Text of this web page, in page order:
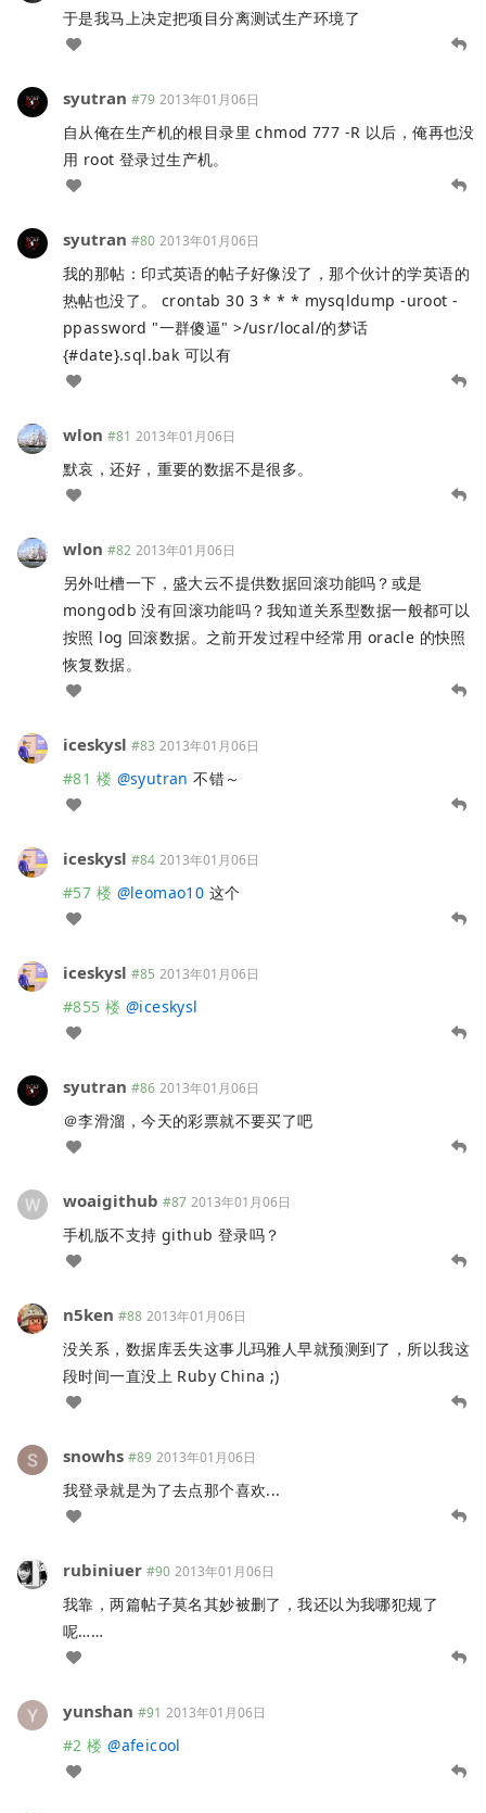
于是我马上决定把项目分离测试生产环境了
syutran #79 2013年01月06日
自从俺在生产机的根目录里 chmod 777 -R 以后，俺再也没
用 root 登录过生产机。
syutran #80 2013年01月06日
我的那帖：印式英语的帖子好像没了，那个伙计的学英语的
热帖也没了。 crontab 30 3 * * * mysqldump -uroot -
ppassword "一群傻逼" >/usr/local/的梦话
{#date}.sql.bak 可以有
wlon #81 2013年01月06日
默哀，还好，重要的数据不是很多。
wlon #82 2013年01月06日
另外吐槽一下，盛大云不提供数据回滚功能吗？或是
mongodb 没有回滚功能吗？我知道关系型数据一般都可以
按照 log 回滚数据。之前开发过程中经常用 oracle 的快照
恢复数据。
iceskysl #83 2013年01月06日
#81 楼 @syutran 不错～
iceskysl #84 2013年01月06日
#57 楼 @leomao10 这个
iceskysl #85 2013年01月06日
#855 楼 @iceskysl
syutran #86 2013年01月06日
＠李滑溜，今天的彩票就不要买了吧
woaigithub #87 2013年01月06日
手机版不支持 github 登录吗？
n5ken #88 2013年01月06日
没关系，数据库丢失这事儿玛雅人早就预测到了，所以我这
段时间一直没上 Ruby China ;)
snowhs #89 2013年01月06日
我登录就是为了去点那个喜欢...
rubiniuer #90 2013年01月06日
我靠，两篇帖子莫名其妙被删了，我还以为我哪犯规了
呢……
yunshan #91 2013年01月06日
#2 楼 @afeicool